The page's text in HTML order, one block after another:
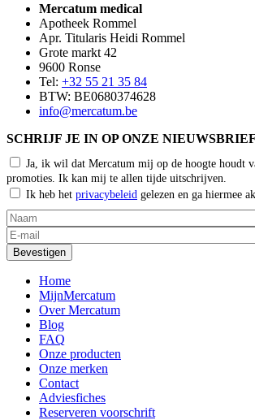
Mercatum medical
Apotheek Rommel
Apr. Titularis Heidi Rommel
Grote markt 42
9600 Ronse
Tel: +32 55 21 35 84
BTW: BE0680374628
info@mercatum.be
SCHRIJF JE IN OP ONZE
Ja, ik wil dat Mercatum mij op de hoogte houdt
promoties. Ik kan mij te allen tijde uitschrijven.
Ik heb het privacybeleid gelezen en ga hiermee
Home
MijnMercatum
Over Mercatum
Blog
FAQ
Onze producten
Onze merken
Contact
Adviesfiches
Reserveren voorschrift